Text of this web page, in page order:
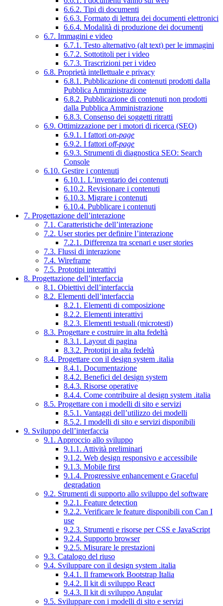
6.6.2. Tipi di documenti
6.6.3. Formato di lettura dei documenti elettronici
6.6.4. Modalità di produzione dei documenti
6.7. Immagini e video
6.7.1. Testo alternativo (alt text) per le immagini
6.7.2. Sottotitoli per i video
6.7.3. Trascrizioni per i video
6.8. Proprietà intellettuale e privacy
6.8.1. Pubblicazione di contenuti prodotti dalla
Pubblica Amministrazione
6.8.2. Pubblicazione di contenuti non prodotti
dalla Pubblica Amministrazione
6.8.3. Consenso dei soggetti ritratti
6.9. Ottimizzazione per i motori di ricerca (SEO)
6.9.1. I fattori on-page
6.9.2. I fattori off-page
6.9.3. Strumenti di diagnostica SEO: Search
Console
6.10. Gestire i contenuti
6.10.1. L’inventario dei contenuti
6.10.2. Revisionare i contenuti
6.10.3. Migrare i contenuti
6.10.4. Pubblicare i contenuti
7. Progettazione dell’interazione
7.1. Caratteristiche dell’interazione
7.2. User stories per definire l’interazione
7.2.1. Differenza tra scenari e user stories
7.3. Flussi di interazione
7.4. Wireframe
7.5. Prototipi interattivi
8. Progettazione dell’interfaccia
8.1. Obiettivi dell’interfaccia
8.2. Elementi dell’interfaccia
8.2.1. Elementi di composizione
8.2.2. Elementi interattivi
8.2.3. Elementi testuali (microtesti)
8.3. Progettare e costruire in alta fedeltà
8.3.1. Layout di pagina
8.3.2. Prototipi in alta fedeltà
8.4. Progettare con il design system .italia
8.4.1. Documentazione
8.4.2. Benefici del design system
8.4.3. Risorse operative
8.4.4. Come contribuire al design system .italia
8.5. Progettare con i modelli di sito e servizi
8.5.1. Vantaggi dell’utilizzo dei modelli
8.5.2. I modelli di sito e servizi disponibili
9. Sviluppo dell’interfaccia
9.1. Approccio allo sviluppo
9.1.1. Attività preliminari
9.1.2. Web design responsivo e accessibile
9.1.3. Mobile first
9.1.4. Progressive enhancement e Graceful
degradation
9.2. Strumenti di supporto allo sviluppo del software
9.2.1. Feature detection
9.2.2. Verificare le feature disponibili con Can I
use
9.2.3. Strumenti e risorse per CSS e JavaScript
9.2.4. Supporto browser
9.2.5. Misurare le prestazioni
9.3. Catalogo del riuso
9.4. Sviluppare con il design system .italia
9.4.1. Il framework Bootstrap Italia
9.4.2. Il kit di sviluppo React
9.4.3. Il kit di sviluppo Angular
9.5. Sviluppare con i modelli di sito e servizi